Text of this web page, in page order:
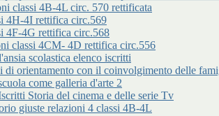
classi 4B-4L circ. 570 rettificata
4H-4I rettifica circ.569
4F-4G rettifica circ.568
classi 4CM- 4D rettifica circ.556
scolastica elenco iscritti
orientamento con il coinvolgimento delle
come galleria d'arte 2
Storia del cinema e delle serie Tv
giuste relazioni 4 classi 4B-4L